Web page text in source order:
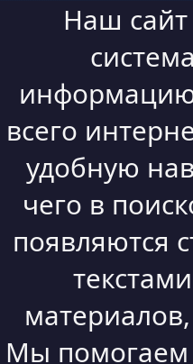
Наш сайт
информацию
всего
удобную
чего в
появляются
Мы помогаем